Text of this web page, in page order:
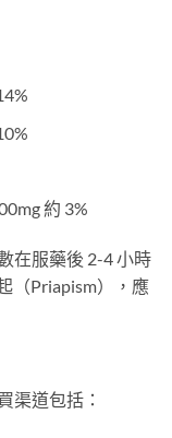
約 3%
在服藥後 2-4 小時
（Priapism），應
渠道包括：